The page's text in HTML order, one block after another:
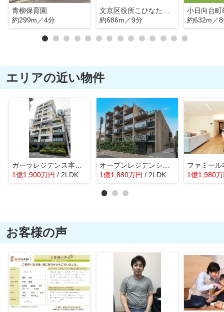
青柳保育園
約299m／4分
約686m／9分
小日向台町
約632m／
エリアの近い物件
1億1,900万円 / 2LDK
1億1,880万円 / 2LDK
ファミール
1億1,980万
お客様の声